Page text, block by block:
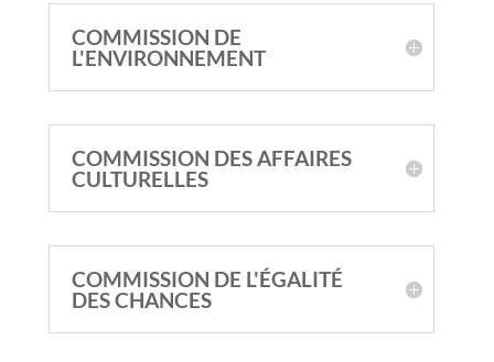
COMMISSION DE
L'ENVIRONNEMENT
COMMISSION DES AFFAIRES
CULTURELLES
COMMISSION DE L'ÉGALITÉ
DES CHANCES